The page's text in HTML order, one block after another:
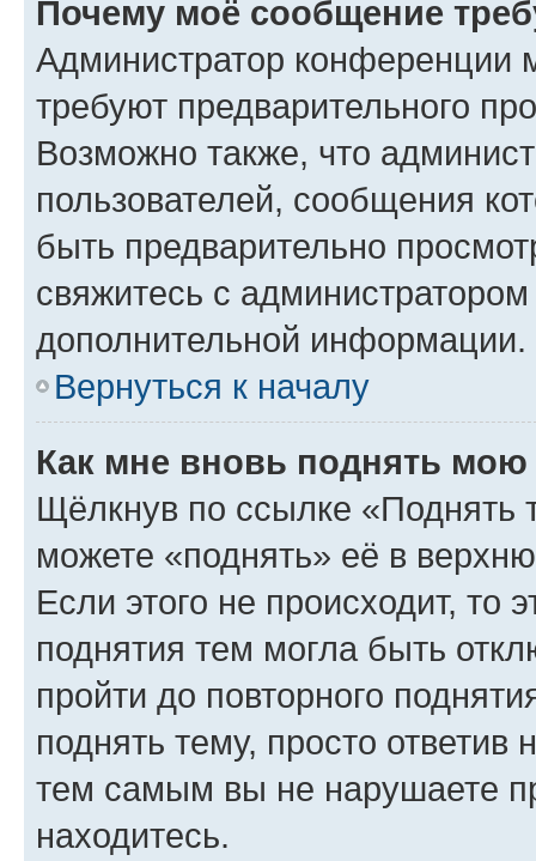
Почему моё сообщение
Администратор конференции
требуют предварительного
Возможно также, что
пользователей, сообщения
быть предварительно
свяжитесь с
дополнительной информации.
Вернуться к началу
Как мне вновь поднять мою
Щёлкнув по ссылке «Поднять
можете «поднять» её в
Если этого не происходит, то
поднятия тем могла быть
пройти до повторного
поднять тему, просто ответив
тем самым вы не нарушаете
находитесь.